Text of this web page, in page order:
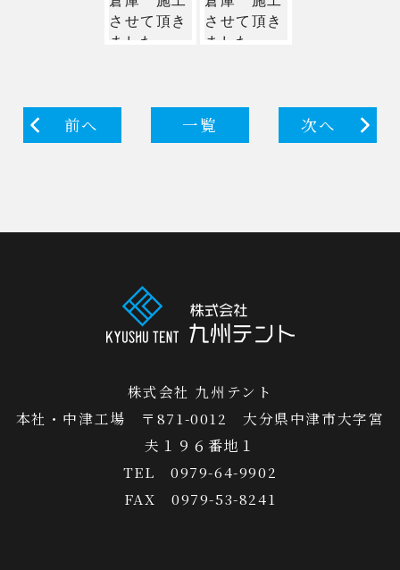
前へ 一覧 次へ
株式会社 九州テント
本社・中津工場 〒871-0012 大分県中津市大字宮
夫１９６番地１
TEL 0979-64-9902
FAX 0979-53-8241